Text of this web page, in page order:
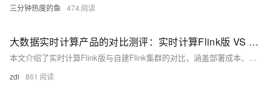
三分钟热度的鱼 474
大数据实时计算产品的对比测评：实时计算Flink版 VS 自建Flink集群
本文介绍了实时计算Flink版与自建Flink集群的对比，涵盖部署成本、性能表现、易用性和企业级能力等方面。实时计算Flink版作为全托管服务，显著降低了运维成本，提供了强大的集成能力和弹性扩展，特别适合中小型团队和业务波动大的场景。文中还提出了改进建议，并探讨了与其他产品的联动可能性。总结指出，实时计算Flink版在简化运维、降低成本和提升易用性方面表现出色，是大数据实时计算的优选方案。
zdl 861